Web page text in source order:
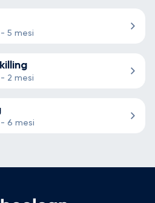
5 mesi
2 mesi
6 mesi